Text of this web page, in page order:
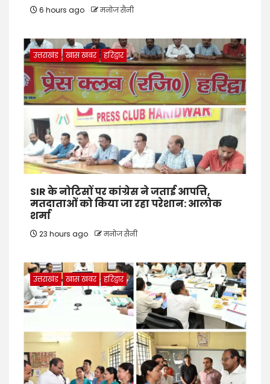
6 hours ago मनोज सैनी
उत्तराखंड खास खबर हरिद्वार
SIR के नोटिसों पर कांग्रेस ने जताई आपत्ति,
मतदाताओं को किया जा रहा परेशान: आलोक
शर्मा
23 hours ago मनोज सैनी
उत्तराखंड खास खबर हरिद्वार